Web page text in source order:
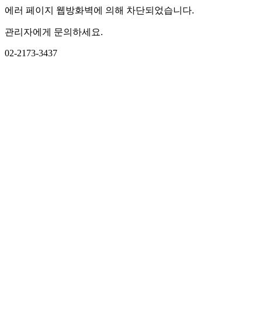
에러 페이지 웹방화벽에 의해 차단되었습니다.
관리자에게 문의하세요.
02-2173-3437